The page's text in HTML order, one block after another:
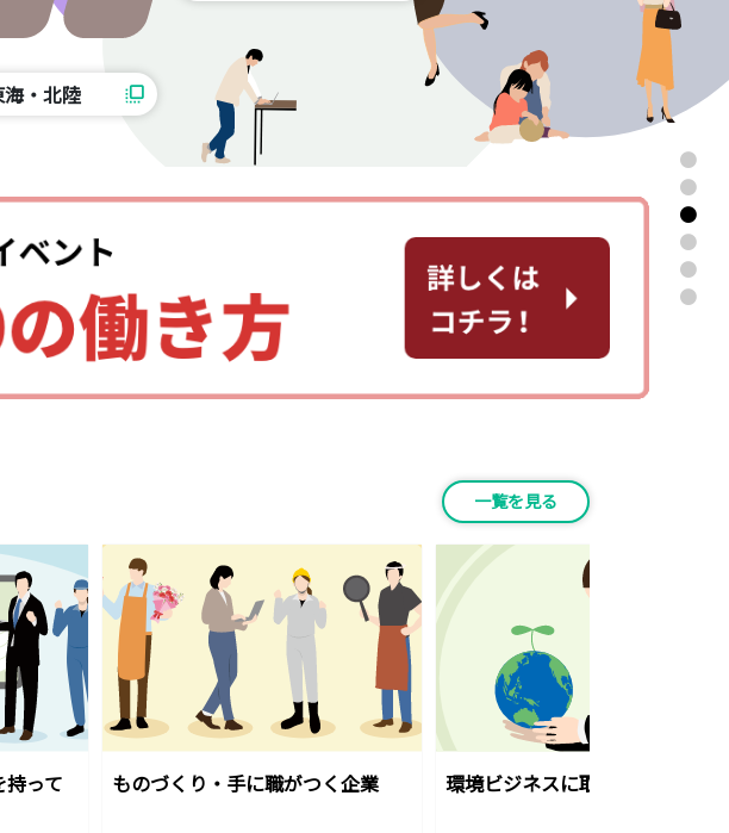
海・北陸 flip_to_front
一覧を見る
って
ものづくり・手に職がつく企業 環境ビジネスに取り組む企業
●
●
●
●
●
●